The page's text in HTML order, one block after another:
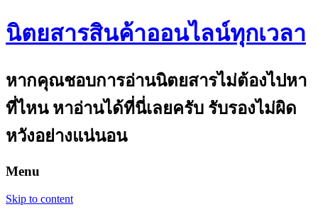
นิตยสารสินค้าออนไลน์ทุกเวลา
หากคุณชอบการอ่านนิตยสารไม่ต้องไปหา
ที่ไหน หาอ่านได้ที่นี่เลยครับ รับรองไม่ผิด
หวังอย่างแน่นอน
Menu
Skip to content